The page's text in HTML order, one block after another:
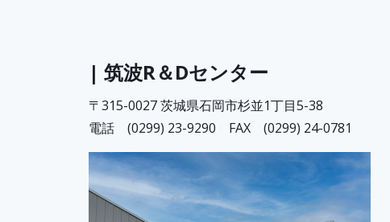
| 筑波R＆Dセンター
〒315-0027 茨城県石岡市杉並1丁目5-38
電話 (0299) 23-9290 FAX (0299) 24-0781